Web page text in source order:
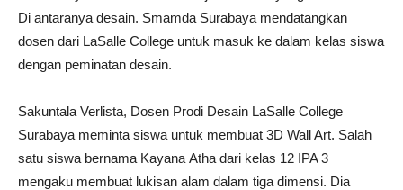
Di antaranya desain. Smamda Surabaya mendatangkan
dosen dari LaSalle College untuk masuk ke dalam kelas siswa
dengan peminatan desain.
Sakuntala Verlista, Dosen Prodi Desain LaSalle College
Surabaya meminta siswa untuk membuat 3D Wall Art. Salah
satu siswa bernama Kayana Atha dari kelas 12 IPA 3
mengaku membuat lukisan alam dalam tiga dimensi. Dia